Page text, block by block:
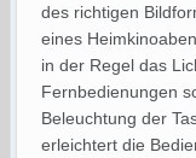
des richtigen
eines
in der Regel das
Fernbedienungen
Beleuchtung der
erleichtert die